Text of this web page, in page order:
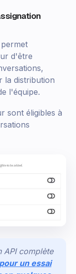
d'être
la distribution
l'équipe.
sont éligibles à
API complète
un essai